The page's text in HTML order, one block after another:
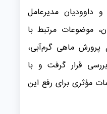
و داوودیان مدیرعامل
موضوعات مرتبط با
پرورش ماهی گرم‌آبی،
قرار گرفت و با
مؤثری برای رفع این